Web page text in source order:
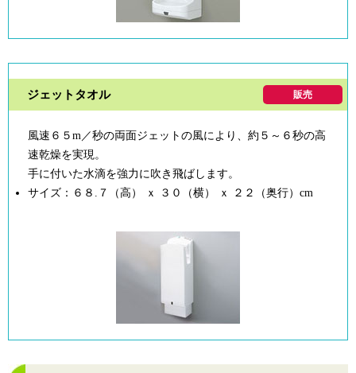
ジェットタオル 販売
風速６５m／秒の両面ジェットの風により、約５～６秒の高
速乾燥を実現。
手に付いた水滴を強力に吹き飛ばします。
サイズ：６８.７（高） ｘ ３０（横） ｘ ２２（奥行）cm